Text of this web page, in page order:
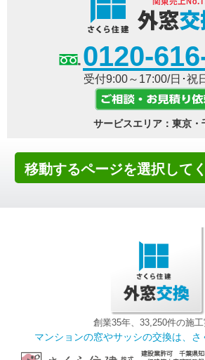
0120-
受付9:00～17:00/日･祝
サービスエリア：東京・
創業35年、33,250件の施
マンションの窓やサッシの交換は、